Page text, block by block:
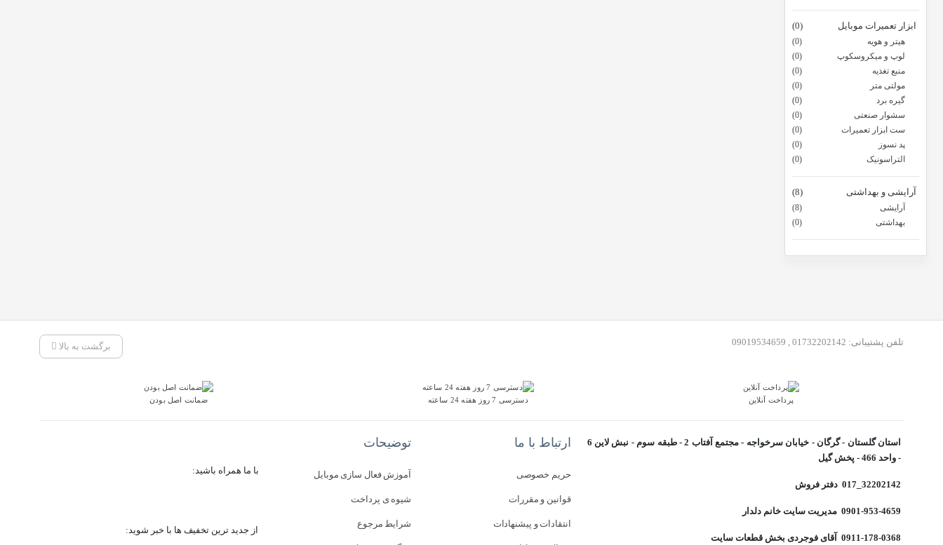
ابزار تعمیرات موبایل (0)
هیتر و هویه
(0)
لوپ و میکروسکوپ
(0)
منبع تغذیه
(0)
مولتی متر
(0)
گیره برد
(0)
سشوار صنعتی
(0)
ست ابزار تعمیرات
(0)
پد نسوز
(0)
التراسونیک
(0)
آرایشی و بهداشتی (8)
آرایشی
(8)
بهداشتی
(0)
تلفن پشتیبانی: 01732202142 , 09019534659 برگشت به بالا
پرداخت آنلاین دسترسی 7 روز هفته 24 ساعته ضمانت اصل بودن
استان گلستان - گرگان - خیابان سرخواجه - مجتمع آفتاب 2 - طبقه سوم - نبش لاین 6
- واحد 466 - پخش گیل
32202142_017 دفتر فروش
0901-953-4659 مدیریت سایت خانم دلدار
0911-178-0368 آقای فوجردی بخش قطعات سایت
ارتباط با ما
حریم خصوصی
قوانین و مقررات
انتقادات و پیشنهادات
توضیحات
آموزش فعال سازی موبایل
شیوه ی پرداخت
شرایط مرجوع
با ما همراه باشید:
از جدید ترین تخفیف ها با خبر شوید: